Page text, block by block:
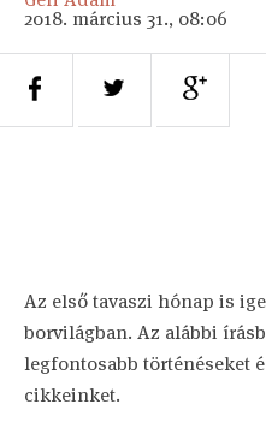
2018. március 31., 08:06
Az első tavaszi hónap is
borvilágban. Az alábbi
legfontosabb történéseket
cikkeinket.